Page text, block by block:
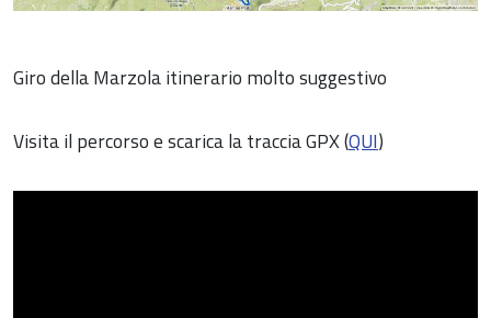
Giro della Marzola itinerario molto suggestivo
Visita il percorso e scarica la traccia GPX (QUI)